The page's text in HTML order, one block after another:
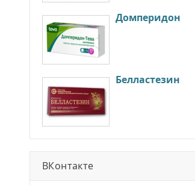
Домперидон
Белластезин
ВКонтакте